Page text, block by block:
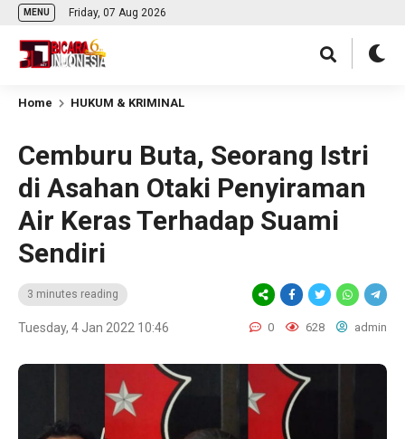
MENU Friday, 07 Aug 2026
Home HUKUM & KRIMINAL
Cemburu Buta, Seorang Istri
di Asahan Otaki Penyiraman
Air Keras Terhadap Suami
Sendiri
3 minutes reading
Tuesday, 4 Jan 2022 10:46 0 628 admin